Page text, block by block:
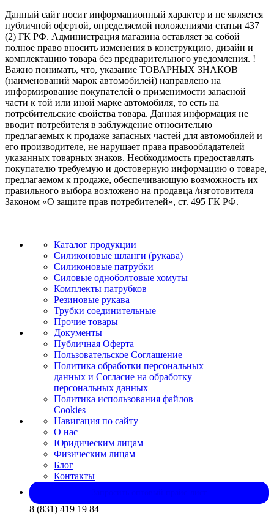
Данный сайт носит информационный характер и не является
публичной офертой, определяемой положениями статьи 437
(2) ГК РФ. Администрация магазина оставляет за собой
полное право вносить изменения в конструкцию, дизайн и
комплектацию товара без предварительного уведомления. !
Важно понимать, что, указание ТОВАРНЫХ ЗНАКОВ
(наименований марок автомобилей) направлено на
информирование покупателей о применимости запасной
части к той или иной марке автомобиля, то есть на
потребительские свойства товара. Данная информация не
вводит потребителя в заблуждение относительно
предлагаемых к продаже запасных частей для автомобилей и
его производителе, не нарушает права правообладателей
указанных товарных знаков. Необходимость предоставлять
покупателю требуемую и достоверную информацию о товаре,
предлагаемом к продаже, обеспечивающую возможность их
правильного выбора возложено на продавца /изготовителя
Законом «О защите прав потребителей», ст. 495 ГК РФ.
Каталог продукции
Силиконовые шланги (рукава)
Силиконовые патрубки
Силовые одноболтовые хомуты
Комплекты патрубков
Резиновые рукава
Трубки соединительные
Прочие товары
Документы
Публичная Оферта
Пользовательское Соглашение
Политика обработки персональных
данных и Согласие на обработку
персональных данных
Политика использования файлов
Cookies
Навигация по сайту
О нас
Юридическим лицам
Физическим лицам
Блог
Контакты
8 (831) 419 19 84